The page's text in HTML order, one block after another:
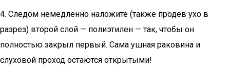
4. Следом немедленно наложите (также продев ухо в
разрез) второй слой — полиэтилен — так, чтобы он
полностью закрыл первый. Сама ушная раковина и
слуховой проход остаются открытыми!